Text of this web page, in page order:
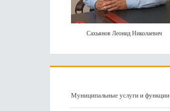
Сахьянов Леонид Николаевич
Муниципальные услуги и функции